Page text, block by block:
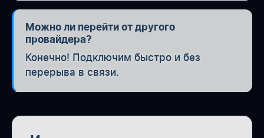
Можно ли перейти от другого
провайдера?
Конечно! Подключим быстро и без
перерыва в связи.